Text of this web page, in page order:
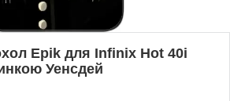
Epik для Infinix Hot 40i
Уенсдей